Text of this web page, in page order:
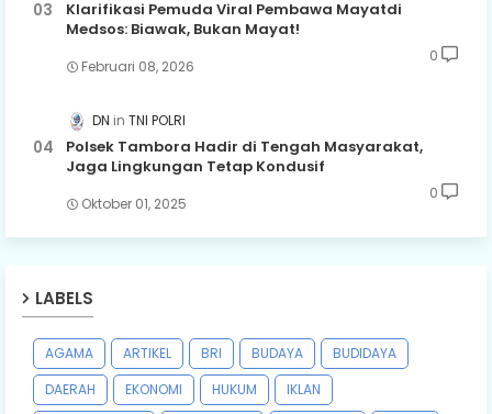
Klarifikasi Pemuda Viral Pembawa Mayatdi
Medsos: Biawak, Bukan Mayat!
Februari 08, 2026
0
DN TNI POLRI
Polsek Tambora Hadir di Tengah Masyarakat,
Jaga Lingkungan Tetap Kondusif
Oktober 01, 2025
0
LABELS
AGAMA ARTIKEL BRI BUDAYA
BUDIDAYA
DAERAH
EKONOMI HUKUM
IKLAN